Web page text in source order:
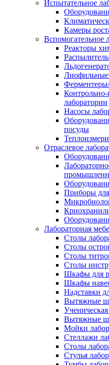
Испытательное
Камеры
Вспомогательное
Реакторы
лаборатории
Насосы
посуды
Отраслевое
Приборы
Лабораторная
Столы
Столы
Столы
Столы
Шкафы для
Шкафы
Надставки
Вытяжные
Вытяжные
Мойки
Стеллажи
Столы
Стулья